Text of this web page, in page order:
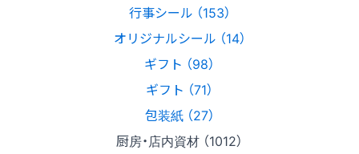
行事シール （153）
オリジナルシール （14）
ギフト （98）
ギフト （71）
包装紙 （27）
厨房・店内資材 （1012）